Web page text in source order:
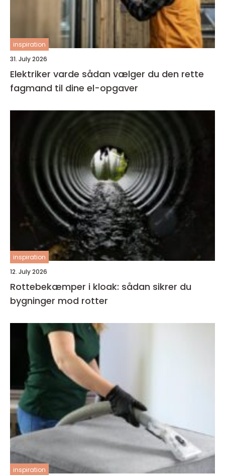
inspiration
31. July 2026
Elektriker varde sådan vælger du den rette
fagmand til dine el-opgaver
inspiration
12. July 2026
Rottebekæmper i kloak: sådan sikrer du
bygninger mod rotter
inspiration